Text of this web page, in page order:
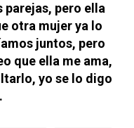
parejas, pero ella
otra mujer ya lo
juntos, pero
que ella me ama,
yo se lo digo